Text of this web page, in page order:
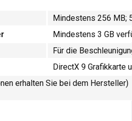
Mindestens 256 MB;
Mindestens 3 GB
Für die
DirectX 9 Grafikkarte
erhalten Sie bei dem Hersteller)